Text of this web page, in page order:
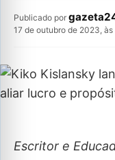
Publicado por
17 de outubro de 2023, às
Escritor e